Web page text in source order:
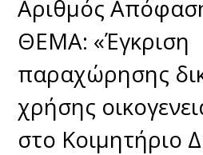
Αριθμός
ΘΕΜΑ: «Έγκριση
παραχώρησης
χρήσης
στο Κοιμητήριο